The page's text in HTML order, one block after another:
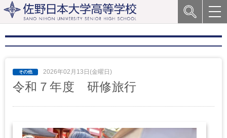
2026年02月13日(金曜日)
令和７年度 研修旅行